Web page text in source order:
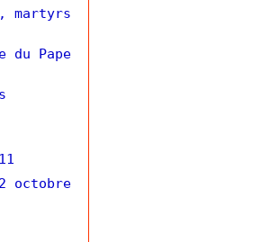
martyrs
Pape
octobre